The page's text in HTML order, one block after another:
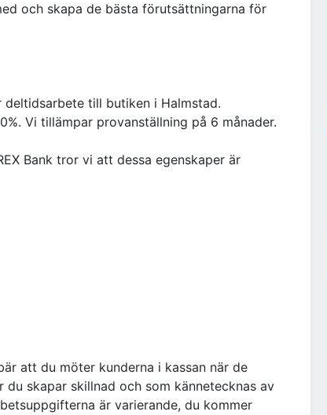
och skapa de bästa förutsättningarna för
till butiken i Halmstad.
Vi tillämpar provanställning på 6 månader.
Bank tror vi att dessa egenskaper är
att du möter kunderna i kassan när de
du skapar skillnad och som kännetecknas av
är varierande, du kommer